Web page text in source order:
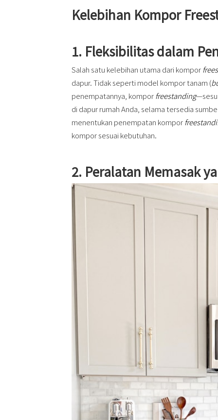
Kelebihan Kompor
1. Fleksibilitas dalam
Salah satu kelebihan utama dari kompor
dapur. Tidak seperti model kompor tanam (
penempatannya, kompor freestanding
di dapur rumah Anda, selama tersedia
menentukan penempatan kompor
kompor sesuai kebutuhan.
2. Peralatan Memasak